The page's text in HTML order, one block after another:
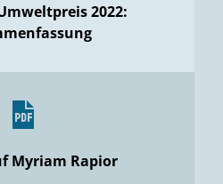
2022:
Myriam Rapior